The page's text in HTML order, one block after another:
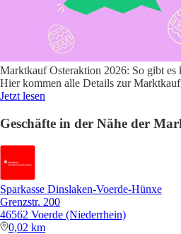
Marktkauf Osteraktion 2026: So gibt es
Hier kommen alle Details zur
Jetzt lesen
Geschäfte in der Nähe der
Sparkasse Dinslaken-Voerde-Hünxe
Grenzstr. 200
46562 Voerde (Niederrhein)
0,02 km